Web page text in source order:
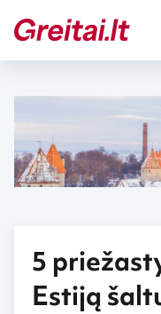
5
Estiją